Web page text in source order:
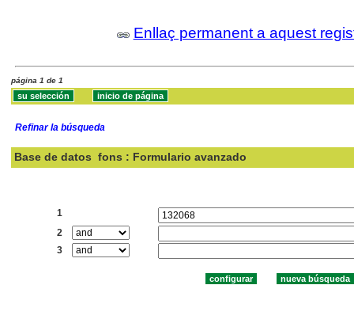
Enllaç permanent a aquest
página 1 de 1
Refinar la búsqueda
Base de datos fons : Formulario avanzado
1
2
3